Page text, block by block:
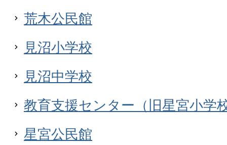
荒木公民館
見沼小学校
見沼中学校
教育支援センター（旧星宮小学
星宮公民館